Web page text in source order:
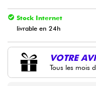
Violons & Quatuor
Eveil Musical
Câbles & Access.
Stock Internet
livrable en 24h
VOTRE
Tous les mois